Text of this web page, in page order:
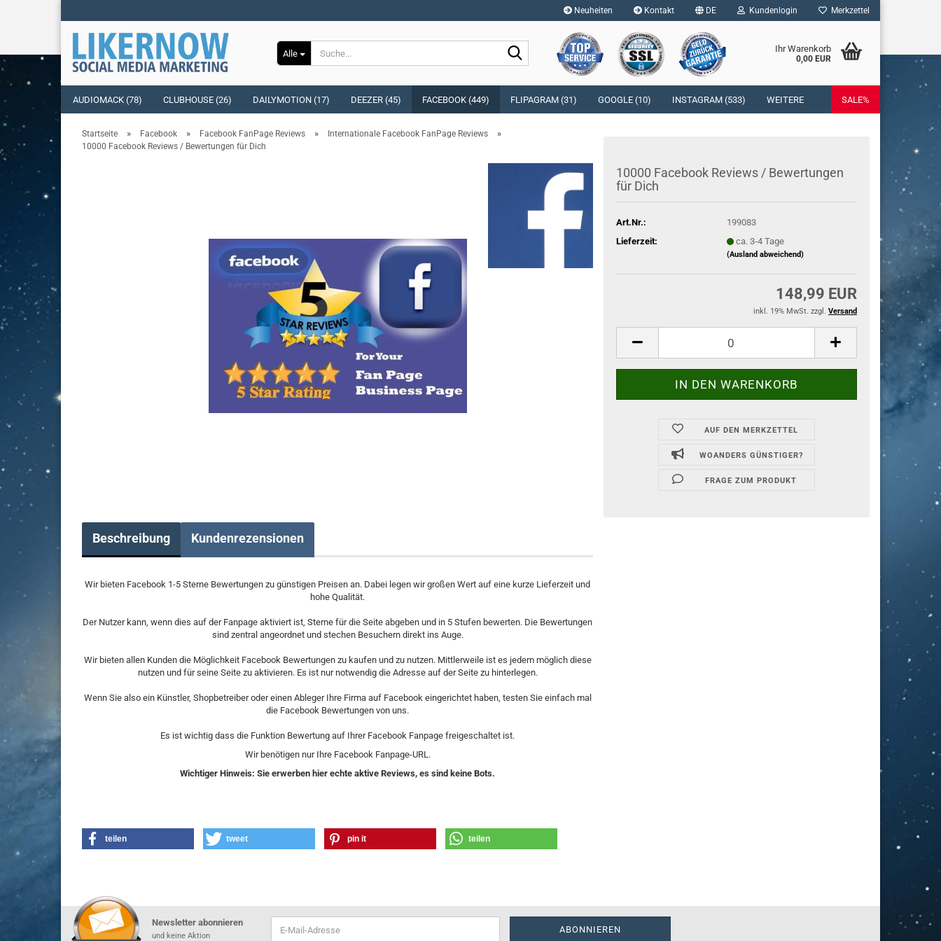
Neuheiten Kontakt DE
Sprache auswählen
Kundenlogin
E-Mail
Konto erstellen
Passwort vergessen?
Merkzettel
Alle Ihr Warenkorb
0,00 EUR
AUDIOMACK (78) CLUBHOUSE (26) DAILYMOTION (17) DEEZER (45) FACEBOOK (449) FLIPAGRAM (31) GOOGLE (10) INSTAGRAM (533) SALE%
WEITERE
Startseite » Facebook » Facebook FanPage Reviews » Internationale Facebook FanPage Reviews »
10000 Facebook Reviews / Bewertungen für Dich
10000 Face­book Re­views / Be­wer­tun­gen
für Dich
Art.Nr.:
199083
Lieferzeit:
ca. 3-4 Tage
(Ausland abweichend)
148,99 EUR
inkl. 19% MwSt. zzgl. Versand
AUF DEN MERKZETTEL
WOANDERS GÜNSTIGER?
FRAGE ZUM PRODUKT
Beschreibung Kundenrezensionen
Wir bieten Facebook 1-5 Sterne Bewertungen zu günstigen Preisen an. Dabei legen wir großen Wert auf eine kurze Lieferzeit und
hohe Qualität.
Der Nutzer kann, wenn dies auf der Fanpage aktiviert ist, Sterne für die Seite abgeben und in 5 Stufen bewerten. Die Bewertungen
sind zentral angeordnet und stechen Besuchern direkt ins Auge.
Wir bieten allen Kunden die Möglichkeit Facebook Bewertungen zu kaufen und zu nutzen. Mittlerweile ist es jedem möglich diese
nutzen und für seine Seite zu aktivieren. Es ist nur notwendig die Adresse auf der Seite zu hinterlegen.
Wenn Sie also ein Künstler, Shopbetreiber oder einen Ableger Ihre Firma auf Facebook eingerichtet haben, testen Sie einfach mal
die Facebook Bewertungen von uns.
Es ist wichtig dass die Funktion Bewertung auf Ihrer Facebook Fanpage freigeschaltet ist.
Wir benötigen nur Ihre Facebook Fanpage-URL.
Wichtiger Hinweis: Sie erwerben hier echte aktive Reviews, es sind keine Bots.
teilen tweet pin it teilen
Newsletter abonnieren
und keine Aktion